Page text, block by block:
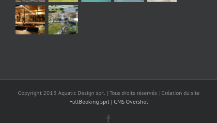
Copyright 2013 Aquatic Design sprl | Tous droits réservés | Création du site
FullBooking sprl | CMS Overshot